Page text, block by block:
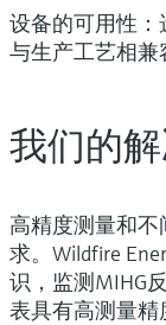
设备的可用性
与生产工艺相兼
我们的
高精度测量和
求。Wildfire
识，监测MIHG
表具有高测量精